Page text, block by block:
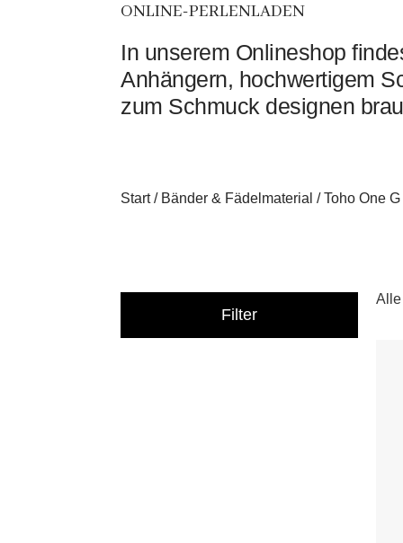
ONLINE-PERLENLADEN
In unserem Onlineshop
Anhängern, hochwertigem
zum Schmuck designen
Start/ Bänder & Fädelmaterial / Toho One
Filter